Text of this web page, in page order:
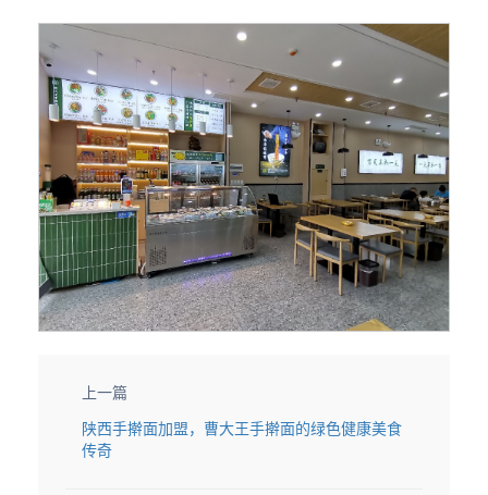
上一篇
陕西手擀面加盟，曹大王手擀面的绿色健康美食
传奇